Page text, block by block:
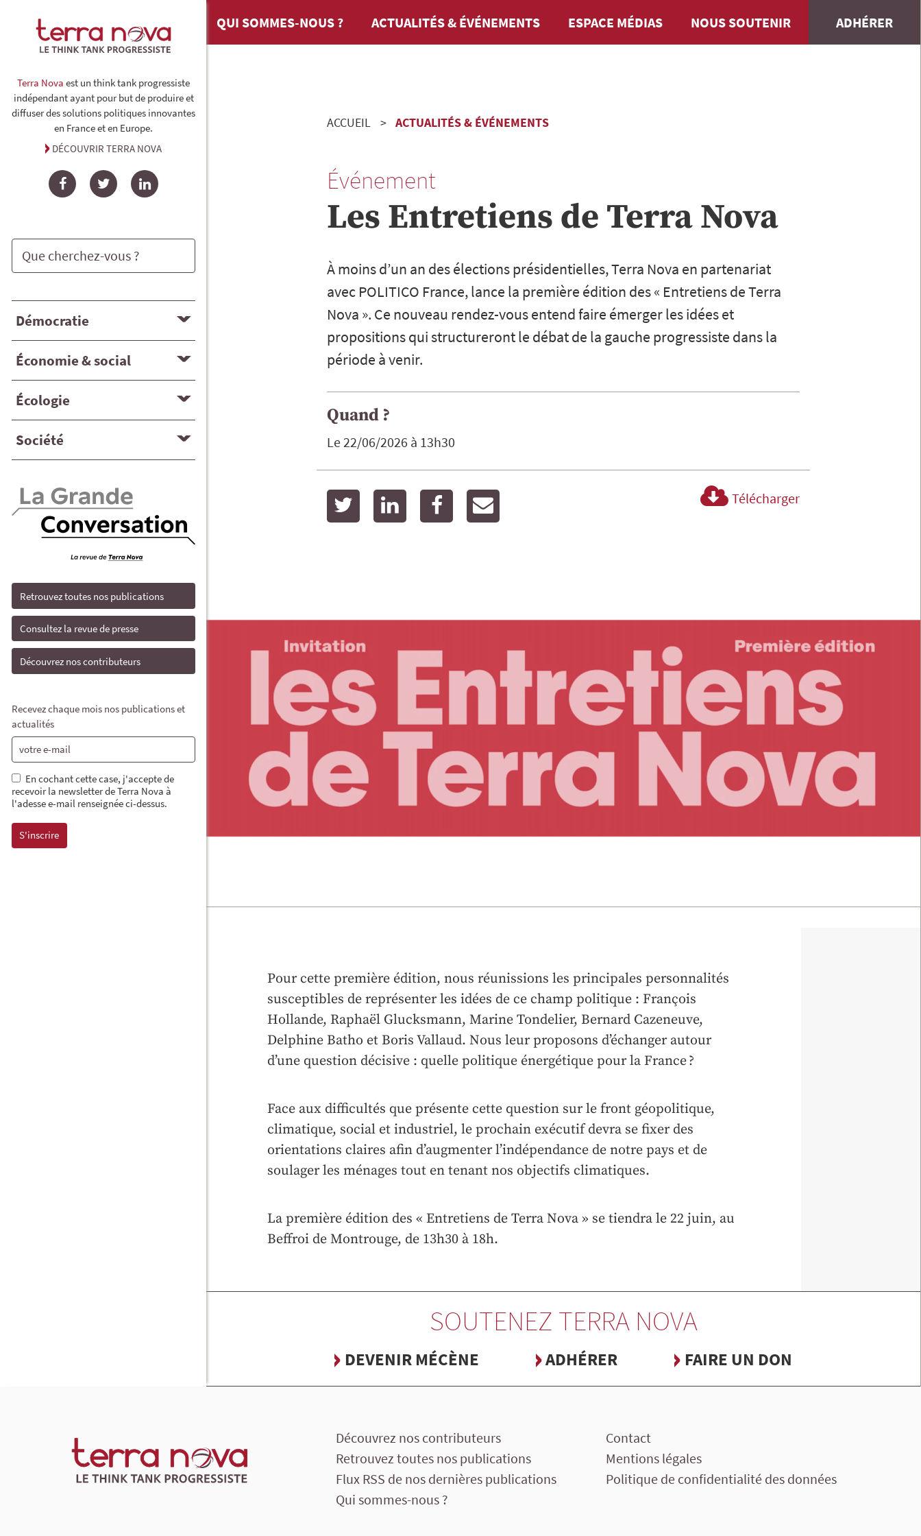
Terra Nova est un think tank progressiste
indépendant ayant pour but de produire et
diffuser des solutions politiques innovantes
en France et en Europe.
DÉCOUVRIR TERRA NOVA
FacebookTwitterLinkedIn
Démocratie
Économie & social
Écologie
Société
Retrouvez toutes nos publications
Consultez la revue de presse
Découvrez nos contributeurs
Recevez chaque mois nos publications et
actualités
En cochant cette case, j'accepte de
recevoir la newsletter de Terra Nova à
l'adesse e-mail renseignée ci-dessus.
QUI SOMMES-NOUS ? ACTUALITÉS & ÉVÉNEMENTS ESPACE MÉDIAS NOUS SOUTENIR ADHÉRER
ACCUEIL ACTUALITÉS & ÉVÉNEMENTS
Événement
Les Entretiens de Terra Nova
À moins d’un an des élections présidentielles, Terra Nova en partenariat
avec POLITICO France, lance la première édition des « Entretiens de Terra
Nova ». Ce nouveau rendez-vous entend faire émerger les idées et
propositions qui structureront le débat de la gauche progressiste dans la
période à venir.
Quand ?
Le 22/06/2026 à 13h30
twitter linkedin facebook Télécharger
Pour cette première édition, nous réunissions les principales personnalités
susceptibles de représenter les idées de ce champ politique : François
Hollande, Raphaël Glucksmann, Marine Tondelier, Bernard Cazeneuve,
Delphine Batho et Boris Vallaud. Nous leur proposons d’échanger autour
d’une question décisive : quelle politique énergétique pour la France ?
Face aux difficultés que présente cette question sur le front géopolitique,
climatique, social et industriel, le prochain exécutif devra se fixer des
orientations claires afin d’augmenter l’indépendance de notre pays et de
soulager les ménages tout en tenant nos objectifs climatiques.
La première édition des « Entretiens de Terra Nova » se tiendra le 22 juin, au
Beffroi de Montrouge, de 13h30 à 18h.
SOUTENEZ TERRA NOVA
DEVENIR MÉCÈNE ADHÉRER FAIRE UN DON
Découvrez nos contributeurs
Retrouvez toutes nos publications
Flux RSS de nos dernières publications
Qui sommes-nous ?
Contact
Mentions légales
Politique de confidentialité des données